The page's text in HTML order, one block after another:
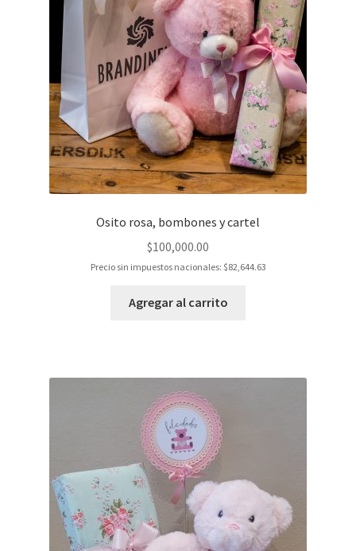
Osito rosa, bombones y cartel
$100,000.00
Precio sin impuestos nacionales: $82,644.63
Agregar al carrito